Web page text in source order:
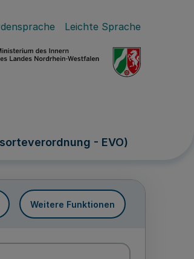
Leichte Sprache
- EVO)
Weitere Funktionen